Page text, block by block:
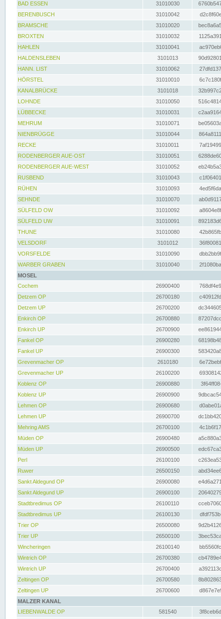
BAD ESSEN
31010030
BERENBUSCH
31010042
BRAMSCHE
31010020
BROXTEN
31010032
HAHLEN
31010041
HALDENSLEBEN
3101013
HANN. LIST
31010062
HÖRSTEL
31010010
KANALBRÜCKE
3101018
LOHNDE
31010050
LÜBBECKE
31010031
MEHRUM
31010071
NIENBRÜGGE
31010044
RECKE
31010011
RODENBERGER AUE-OST
31010051
RODENBERGER AUE-WEST
31010052
RUSBEND
31010043
RÜHEN
31010093
SEHNDE
31010070
SÜLFELD OW
31010092
SÜLFELD UW
31010091
THUNE
31010080
VELSDORF
3101012
VORSFELDE
31010090
WARBER GRABEN
31010040
MOSEL
Cochem
26900400
Detzem OP
26700180
Detzem UP
26700200
Enkirch OP
26700880
Enkirch UP
26700900
Fankel OP
26900280
Fankel UP
26900300
Grevenmacher OP
2610180
Grevenmacher UP
26100200
Koblenz OP
26900880
Koblenz UP
26900900
Lehmen OP
26900680
Lehmen UP
26900700
Mehring AMS
26700100
Müden OP
26900480
Müden UP
26900500
Perl
26100100
Ruwer
26500150
Sankt Aldegund OP
26900080
Sankt Aldegund UP
26900100
Stadtbredimus OP
26100110
Stadtbredimus UP
26100130
Trier OP
26500080
Trier UP
26500100
Wincheringen
26100140
Wintrich OP
26700380
Wintrich UP
26700400
Zeltingen OP
26700580
Zeltingen UP
26700600
MALZER KANAL
LIEBENWALDE OP
581540